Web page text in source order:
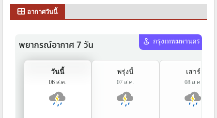
อากาศวันนี้